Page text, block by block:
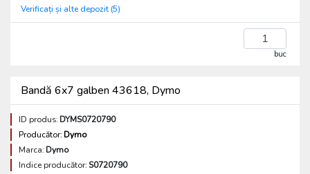
Verificați și alte depozit (5)
buc
Bandă 6x7 galben 43618, Dymo
ID produs:DYMS0720790
Producător:Dymo
Marca:Dymo
Indice producător:S0720790